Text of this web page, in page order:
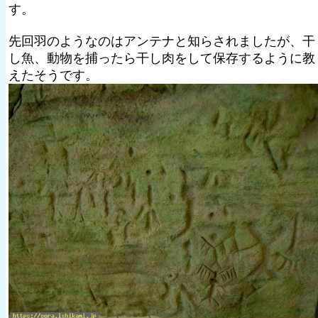
す。
先回羽のようなのはアンテナと知らされましたが、干
し魚、動物を捕ったら干し肉をして保存するように教
えたそうです。